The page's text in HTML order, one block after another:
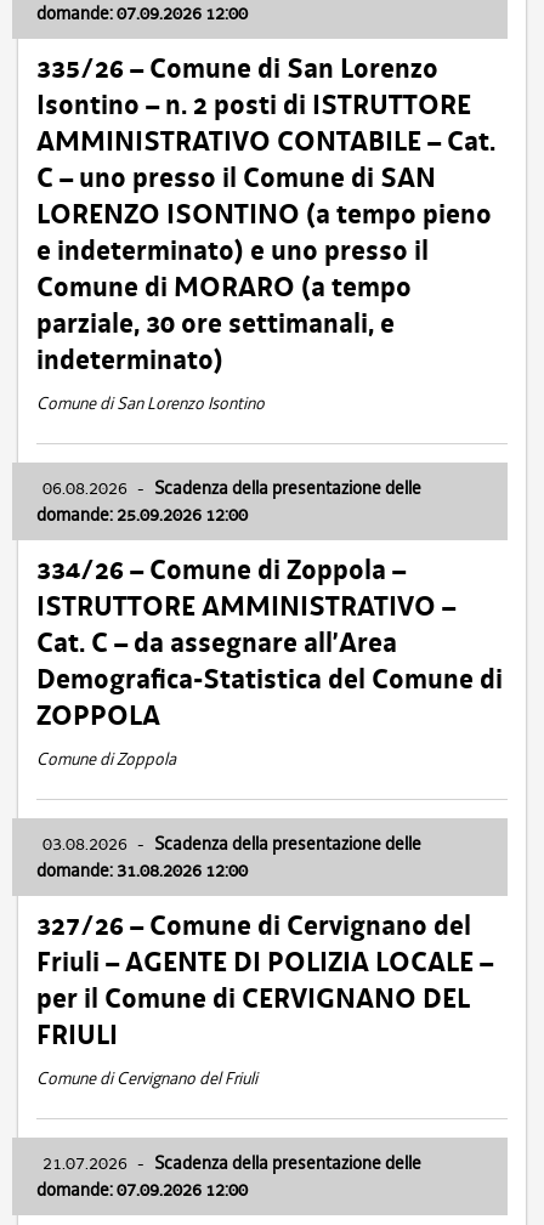
domande: 07.09.2026 12:00
335/26 – Comune di San Lorenzo
Isontino – n. 2 posti di ISTRUTTORE
AMMINISTRATIVO CONTABILE – Cat.
C – uno presso il Comune di SAN
LORENZO ISONTINO (a tempo pieno
e indeterminato) e uno presso il
Comune di MORARO (a tempo
parziale, 30 ore settimanali, e
indeterminato)
Comune di San Lorenzo Isontino
06.08.2026 - Scadenza della presentazione delle
domande: 25.09.2026 12:00
334/26 – Comune di Zoppola –
ISTRUTTORE AMMINISTRATIVO –
Cat. C – da assegnare all’Area
Demografica-Statistica del Comune di
ZOPPOLA
Comune di Zoppola
03.08.2026 - Scadenza della presentazione delle
domande: 31.08.2026 12:00
327/26 – Comune di Cervignano del
Friuli – AGENTE DI POLIZIA LOCALE –
per il Comune di CERVIGNANO DEL
FRIULI
Comune di Cervignano del Friuli
21.07.2026 - Scadenza della presentazione delle
domande: 07.09.2026 12:00